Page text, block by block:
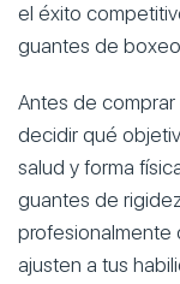
el éxito
guantes de
Antes de
decidir qué
salud y forma
guantes de
profesionalmente
ajusten a tus